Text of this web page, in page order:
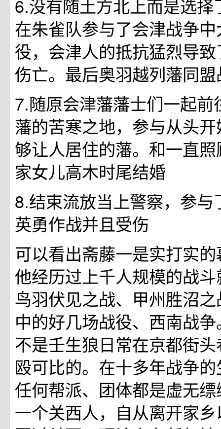
6.没有随土方北上而是选择
在朱雀队参与了会津战争
役，会津人的抵抗猛烈导
伤亡。最后奥羽越列藩同
7.随原会津藩藩士们一起前
藩的苦寒之地，参与从头
够让人居住的藩。和一直
家女儿高木时尾结婚
8.结束流放当上警察，参与
英勇作战并且受伤
可以看出斋藤一是实打实
他经历过上千人规模的战
鸟羽伏见之战、甲州胜沼
中的好几场战役、西南战
不是壬生狼日常在京都街
殴可比的。在十多年战争
任何帮派、团体都是虚无
一个关西人，自从离开家